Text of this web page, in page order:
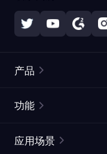
产品
静态住宅代理
功能
应用场景